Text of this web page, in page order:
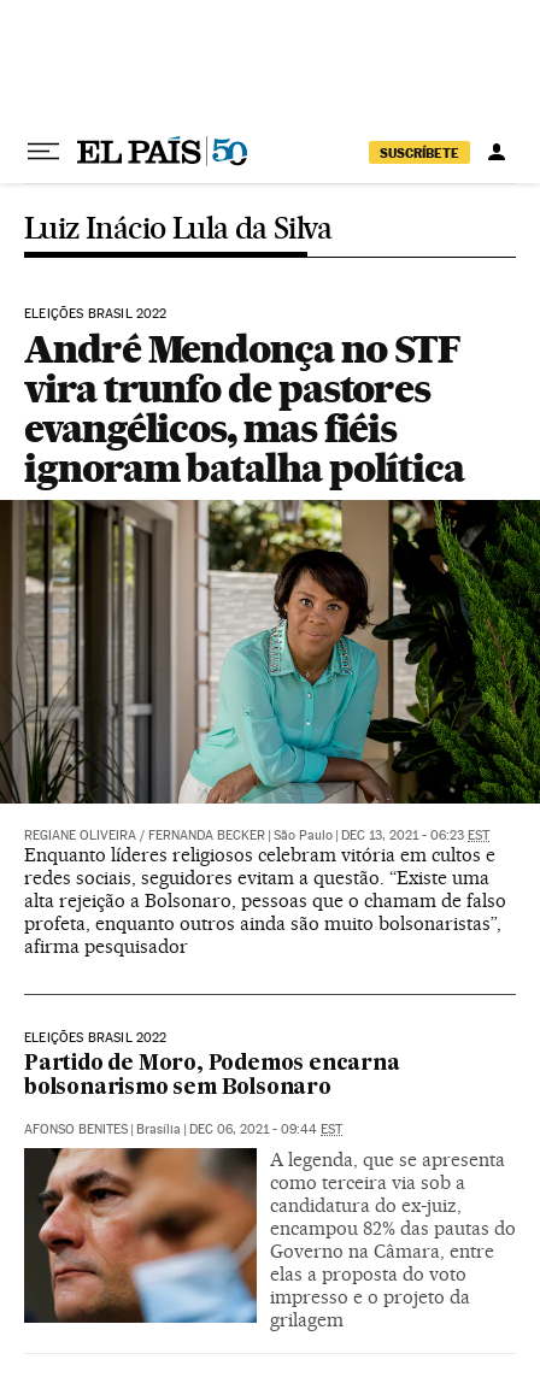
SUSCRÍBETE
Luiz Inácio Lula da Silva
ELEIÇÕES BRASIL 2022
André Mendonça no STF
vira trunfo de pastores
evangélicos, mas fiéis
ignoram batalha política
REGIANE OLIVEIRA / FERNANDA BECKER São Paulo DEC 13, 2021 - 06:23 EST
Enquanto líderes religiosos celebram vitória em cultos e
redes sociais, seguidores evitam a questão. “Existe uma
alta rejeição a Bolsonaro, pessoas que o chamam de falso
profeta, enquanto outros ainda são muito bolsonaristas”,
afirma pesquisador
ELEIÇÕES BRASIL 2022
Partido de Moro, Podemos encarna
bolsonarismo sem Bolsonaro
AFONSO BENITES Brasília DEC 06, 2021 - 09:44 EST
A legenda, que se apresenta
como terceira via sob a
candidatura do ex-juiz,
encampou 82% das pautas do
Governo na Câmara, entre
elas a proposta do voto
impresso e o projeto da
grilagem